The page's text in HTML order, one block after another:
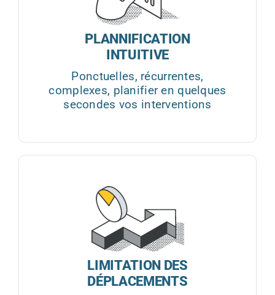
PLANNIFICATION
INTUITIVE
Ponctuelles, récurrentes,
complexes, planifier en quelques
secondes vos interventions
LIMITATION DES
DÉPLACEMENTS